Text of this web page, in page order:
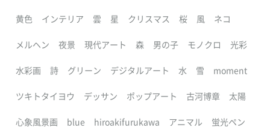
黄色 インテリア 雲 星 クリスマス 桜 風 ネコ
メルヘン 夜景 現代アート 森 男の子 モノクロ 光彩
水彩画 詩 グリーン デジタルアート 水 雪 moment
ツキトタイヨウ デッサン ポップアート 古河博章 太陽
心象風景画 blue hiroakifurukawa アニマル 蛍光ペン